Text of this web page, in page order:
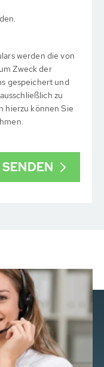
werden die von
Zweck der
gespeichert und
zu
hierzu können Sie